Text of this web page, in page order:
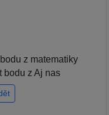
z matematiky
bodu z Aj nas